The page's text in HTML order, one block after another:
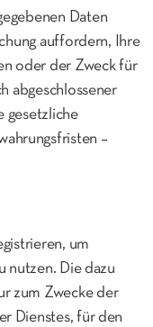
Daten
auffordern, Ihre
oder der Zweck für
abgeschlossener
gesetzliche
–
um
nutzen. Die dazu
zum Zwecke der
Dienstes, für den